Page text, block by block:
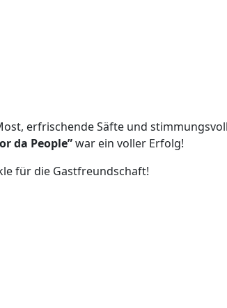
erfrischende Säfte und
da People”war ein voller Erfolg!
für die Gastfreundschaft!